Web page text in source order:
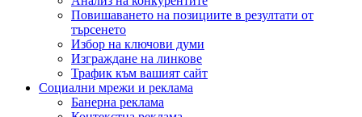
Повишаването на позициите в резултати от
търсенето
Избор на ключови думи
Изграждане на линкове
Трафик към вашият сайт
Социални мрежи и реклама
Банерна реклама